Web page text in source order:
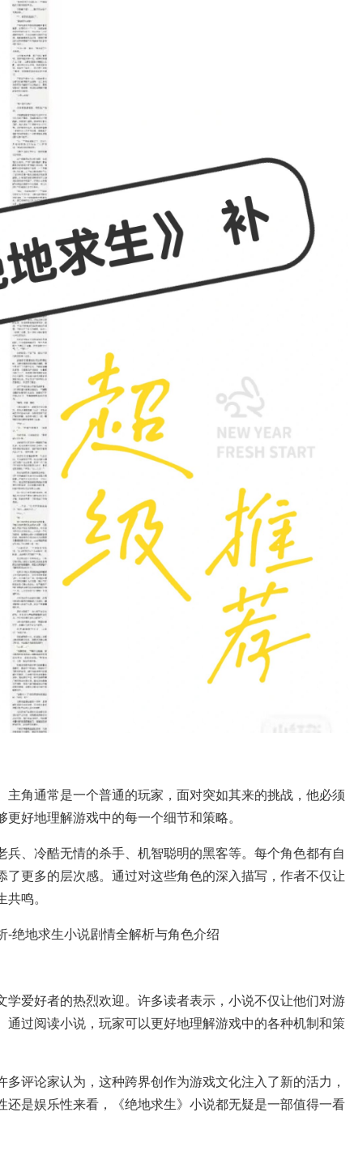
角通常是一个普通的玩家，面对突如其来的挑战，他必须
好地理解游戏中的每一个细节和策略。
、冷酷无情的杀手、机智聪明的黑客等。每个角色都有自
更多的层次感。通过对这些角色的深入描写，作者不仅让
鸣。
学爱好者的热烈欢迎。许多读者表示，小说不仅让他们对游
过阅读小说，玩家可以更好地理解游戏中的各种机制和策
评论家认为，这种跨界创作为游戏文化注入了新的活力，
是娱乐性来看，《绝地求生》小说都无疑是一部值得一看